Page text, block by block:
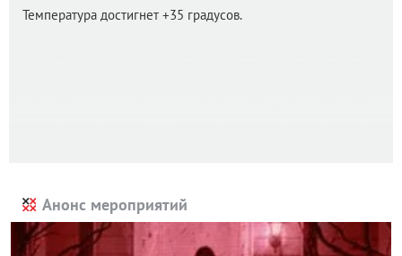
Температура достигнет +35 градусов.
Анонс мероприятий